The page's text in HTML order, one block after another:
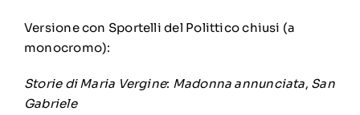
Versione con Sportelli del Polittico chiusi (a
monocromo):
Storie diMaria Vergine: Madonna annunciata, San
Gabriele